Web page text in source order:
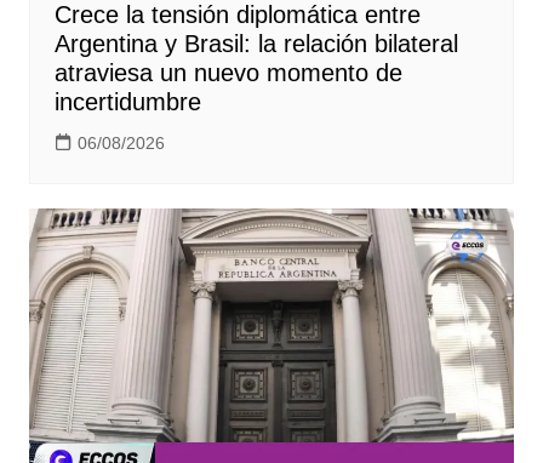
Crece la tensión diplomática entre
Argentina y Brasil: la relación bilateral
atraviesa un nuevo momento de
incertidumbre
06/08/2026